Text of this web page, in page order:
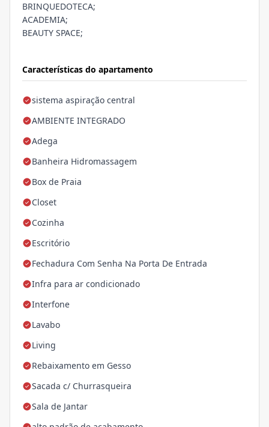
Características do apartamento
sistema aspiração central
AMBIENTE INTEGRADO
Adega
Banheira Hidromassagem
Box de Praia
Closet
Cozinha
Escritório
Fechadura Com Senha Na Porta De Entrada
Infra para ar condicionado
Interfone
Lavabo
Living
Rebaixamento em Gesso
Sacada c/ Churrasqueira
Sala de Jantar
BRINQUEDOTECA;
ACADEMIA;
BEAUTY SPACE;